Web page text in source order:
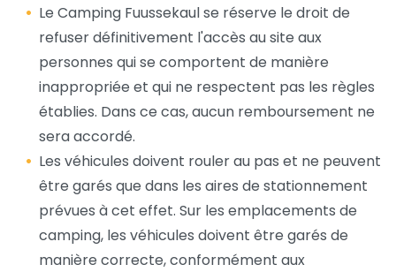
Le Camping Fuussekaul se réserve le droit de
refuser définitivement l'accès au site aux
personnes qui se comportent de manière
inappropriée et qui ne respectent pas les règles
établies. Dans ce cas, aucun remboursement ne
sera accordé.
Les véhicules doivent rouler au pas et ne peuvent
être garés que dans les aires de stationnement
prévues à cet effet. Sur les emplacements de
camping, les véhicules doivent être garés de
manière correcte, conformément aux